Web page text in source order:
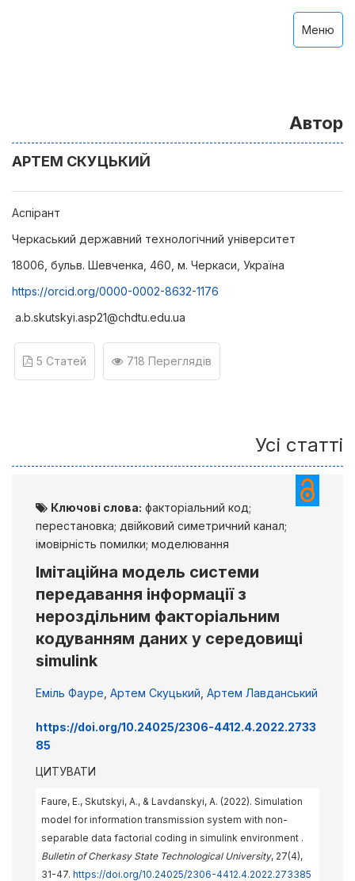
Меню
Автор
АРТЕМ СКУЦЬКИЙ
Аспірант
Черкаський державний технологічний університет
18006, бульв. Шевченка, 460, м. Черкаси, Україна
https://orcid.org/0000-0002-8632-1176
a.b.skutskyi.asp21@chdtu.edu.ua
5 Статей 718 Переглядів
Усі статті
Ключові слова: факторіальний код;
перестановка; двійковий симетричний канал;
імовірність помилки; моделювання
Імітаційна модель системи
передавання інформації з
нероздільним факторіальним
кодуванням даних у середовищі
simulink
Еміль Фауре Артем Скуцький Артем Лавданський
https://doi.org/10.24025/2306-4412.4.2022.2733
85
ЦИТУВАТИ
Faure, E., Skutskyi, A., & Lavdanskyi, A. (2022). Simulation
model for information transmission system with non-
separable data factorial coding in simulink environment .
Bulletin of Cherkasy State Technological University, 27(4),
31-47. https://doi.org/10.24025/2306-4412.4.2022.273385